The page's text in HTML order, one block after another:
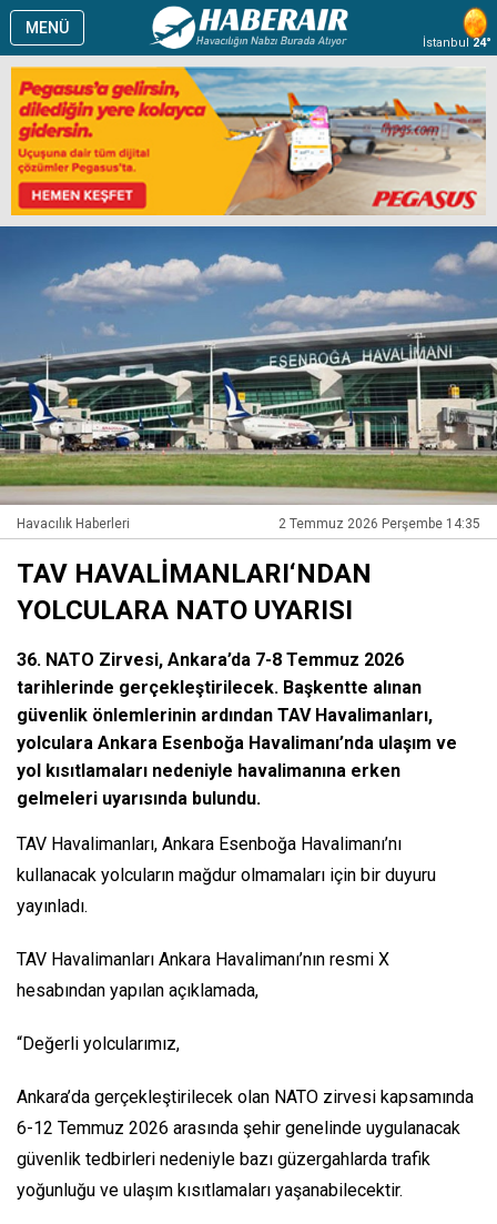
MENÜ
İstanbul24°
Havacılık Haberleri 2 Temmuz 2026 Perşembe 14:35
TAV HAVALİMANLARI‘NDAN
YOLCULARA NATO UYARISI
36. NATO Zirvesi, Ankara’da 7-8 Temmuz 2026
tarihlerinde gerçekleştirilecek. Başkentte alınan
güvenlik önlemlerinin ardından TAV Havalimanları,
yolculara Ankara Esenboğa Havalimanı’nda ulaşım ve
yol kısıtlamaları nedeniyle havalimanına erken
gelmeleri uyarısında bulundu.
TAV Havalimanları, Ankara Esenboğa Havalimanı’nı
kullanacak yolcuların mağdur olmamaları için bir duyuru
yayınladı.
TAV Havalimanları Ankara Havalimanı’nın resmi X
hesabından yapılan açıklamada,
“Değerli yolcularımız,
Ankara’da gerçekleştirilecek olan NATO zirvesi kapsamında
6-12 Temmuz 2026 arasında şehir genelinde uygulanacak
güvenlik tedbirleri nedeniyle bazı güzergahlarda trafik
yoğunluğu ve ulaşım kısıtlamaları yaşanabilecektir.